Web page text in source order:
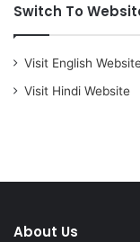
Switch To
Visit English
Visit Hindi Website
About Us